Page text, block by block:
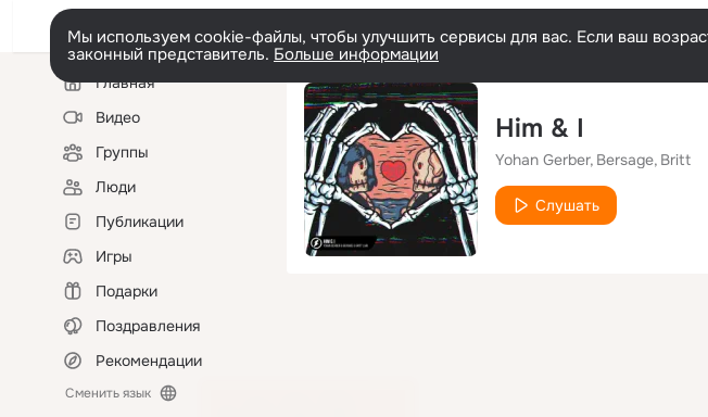
Мы используем cookie-файлы, чтобы улучшить сервисы для вас. Если ваш
законный представитель. Больше информации
Левая
колонкаГлавная
Видео
Группы
Люди
Публикации
Игры
Подарки
Поздравления
Рекомендации
Сменить язык
Him & I
Yohan Gerber Bersage Britt
Слушать